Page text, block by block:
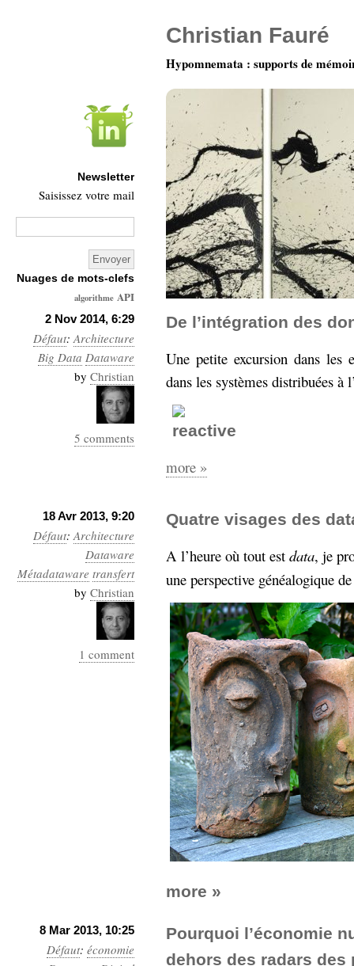
2 Nov 2014, 6:29
Défaut:Architecture
Big Data Dataware
by Christian
5 comments
De l’intégration des
Une petite excursion dans les
dans les systèmes distribuées à
more »
18 Avr 2013, 9:20
Défaut:Architecture
Dataware
Métadataware transfert
by Christian
1 comment
Quatre visages des
A l’heure où tout est data, je
une perspective généalogique
more »
8 Mar 2013, 10:25
Défaut: économie
Pourquoi l’économie
dehors des radars
Christian Fauré
Hypomnemata : supports de
Newsletter
Saisissez votre mail
Nuages de mots-clefs
algorithme API
Architecture
Ars-
Industrialis
business_model
cinéma
Cloud
consulting contribution
Dataware Derrida Digital
Elections-
Présidentielles
enregistrement
Entreprise-
2.0google
stiegler